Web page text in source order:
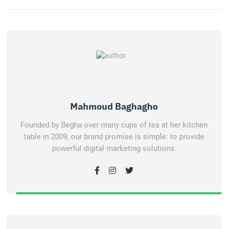
Mahmoud Baghagho
Founded by Begha over many cups of tea at her kitchen
table in 2009, our brand promise is simple: to provide
powerful digital marketing solutions.